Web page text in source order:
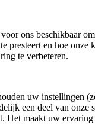
ons beschikbaar
presteert en hoe onze
te verbeteren.
uw instellingen
een deel van onze
Het maakt uw